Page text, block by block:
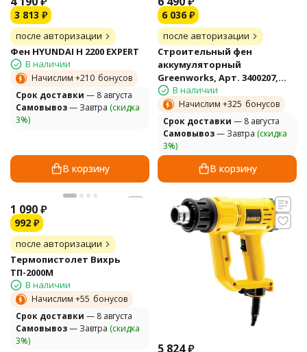
3 813 ₽
после авторизации
Фен HYUNDAI H 2200 EXPERT
В наличии
Начислим +210 бонусов
Cрок доставки — 8 августа
Самовывоз— Завтра (скидка
3%)
В корзину
6 036 ₽
после авторизации
Строительный фен
аккумуляторный
Greenworks, Арт. 3400207,
24V, без АКБ и ЗУ
В наличии
Начислим +325 бонусов
Cрок доставки — 8 августа
Самовывоз— Завтра (скидка
3%)
В корзину
1 090₽
992 ₽
после авторизации
Термопистолет Вихрь
ТП-2000М
В наличии
Начислим +55 бонусов
Cрок доставки — 8 августа
Самовывоз— Завтра (скидка
3%)
5 824₽